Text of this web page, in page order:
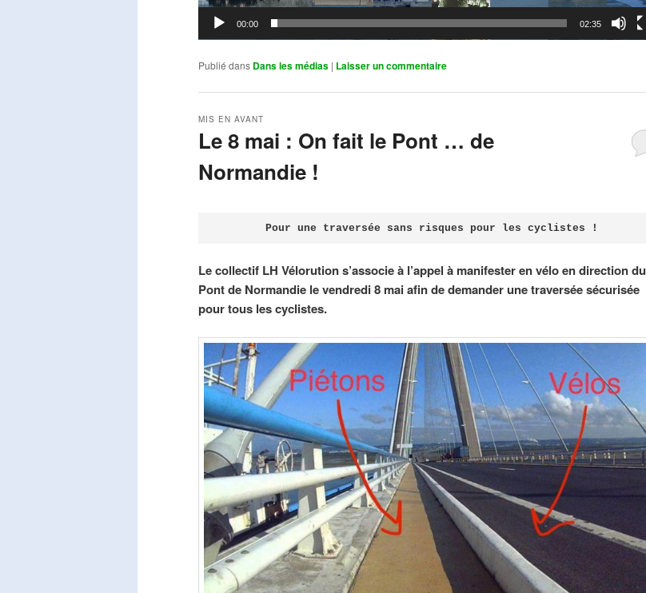
00:00 02:35
Publié dans Dans les médias | Laisser un commentaire
Le 8 mai : On fait le Pont … de
Normandie !
MIS EN AVANT
Pour une traversée sans risques pour les cyclistes !
Le collectif LH Vélorution s’associe à l’appel à manifester en vélo en direction du
Pont de Normandie le vendredi 8 mai afin de demander une traversée sécurisée
pour tous les cyclistes.